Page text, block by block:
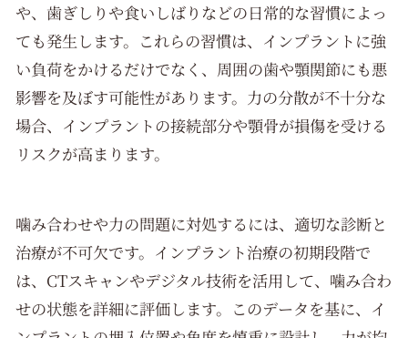
や、歯ぎしりや食いしばりなどの日常的な習慣によっ
ても発生します。これらの習慣は、インプラントに強
い負荷をかけるだけでなく、周囲の歯や顎関節にも悪
影響を及ぼす可能性があります。力の分散が不十分な
場合、インプラントの接続部分や顎骨が損傷を受ける
リスクが高まります。
噛み合わせや力の問題に対処するには、適切な診断と
治療が不可欠です。インプラント治療の初期段階で
は、CTスキャンやデジタル技術を活用して、噛み合わ
せの状態を詳細に評価します。このデータを基に、イ